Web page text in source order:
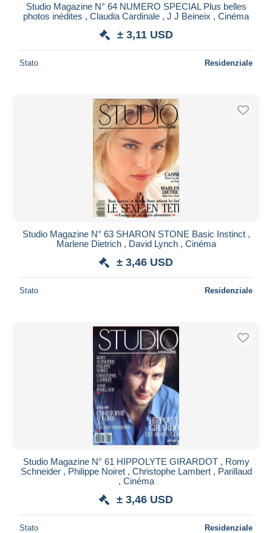
Studio Magazine N° 64 NUMERO SPECIAL Plus belles
photos inédites , Claudia Cardinale , J J Beineix , Cinéma
± 3,11 USD
Stato Residenziale
Studio Magazine N° 63 SHARON STONE Basic Instinct ,
Marlene Dietrich , David Lynch , Cinéma
± 3,46 USD
Stato Residenziale
Studio Magazine N° 61 HIPPOLYTE GIRARDOT , Romy
Schneider , Philippe Noiret , Christophe Lambert , Parillaud
, Cinéma
± 3,46 USD
Stato Residenziale